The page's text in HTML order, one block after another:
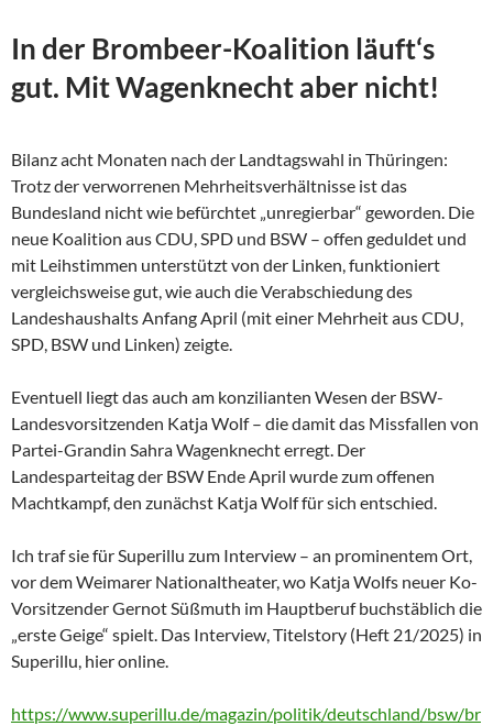
In der Brombeer-Koalition läuft‘s
gut. Mit Wagenknecht aber nicht!
Bilanz acht Monaten nach der Landtagswahl in Thüringen:
Trotz der verworrenen Mehrheitsverhältnisse ist das
Bundesland nicht wie befürchtet „unregierbar“ geworden. Die
neue Koalition aus CDU, SPD und BSW – offen geduldet und
mit Leihstimmen unterstützt von der Linken, funktioniert
vergleichsweise gut, wie auch die Verabschiedung des
Landeshaushalts Anfang April (mit einer Mehrheit aus CDU,
SPD, BSW und Linken) zeigte.
Eventuell liegt das auch am konzilianten Wesen der BSW-
Landesvorsitzenden Katja Wolf – die damit das Missfallen von
Partei-Grandin Sahra Wagenknecht erregt. Der
Landesparteitag der BSW Ende April wurde zum offenen
Machtkampf, den zunächst Katja Wolf für sich entschied.
Ich traf sie für Superillu zum Interview – an prominentem Ort,
vor dem Weimarer Nationaltheater, wo Katja Wolfs neuer Ko-
Vorsitzender Gernot Süßmuth im Hauptberuf buchstäblich die
„erste Geige“ spielt. Das Interview, Titelstory (Heft 21/2025) in
Superillu, hier online.
https://www.superillu.de/magazin/politik/deutschland/bsw/br